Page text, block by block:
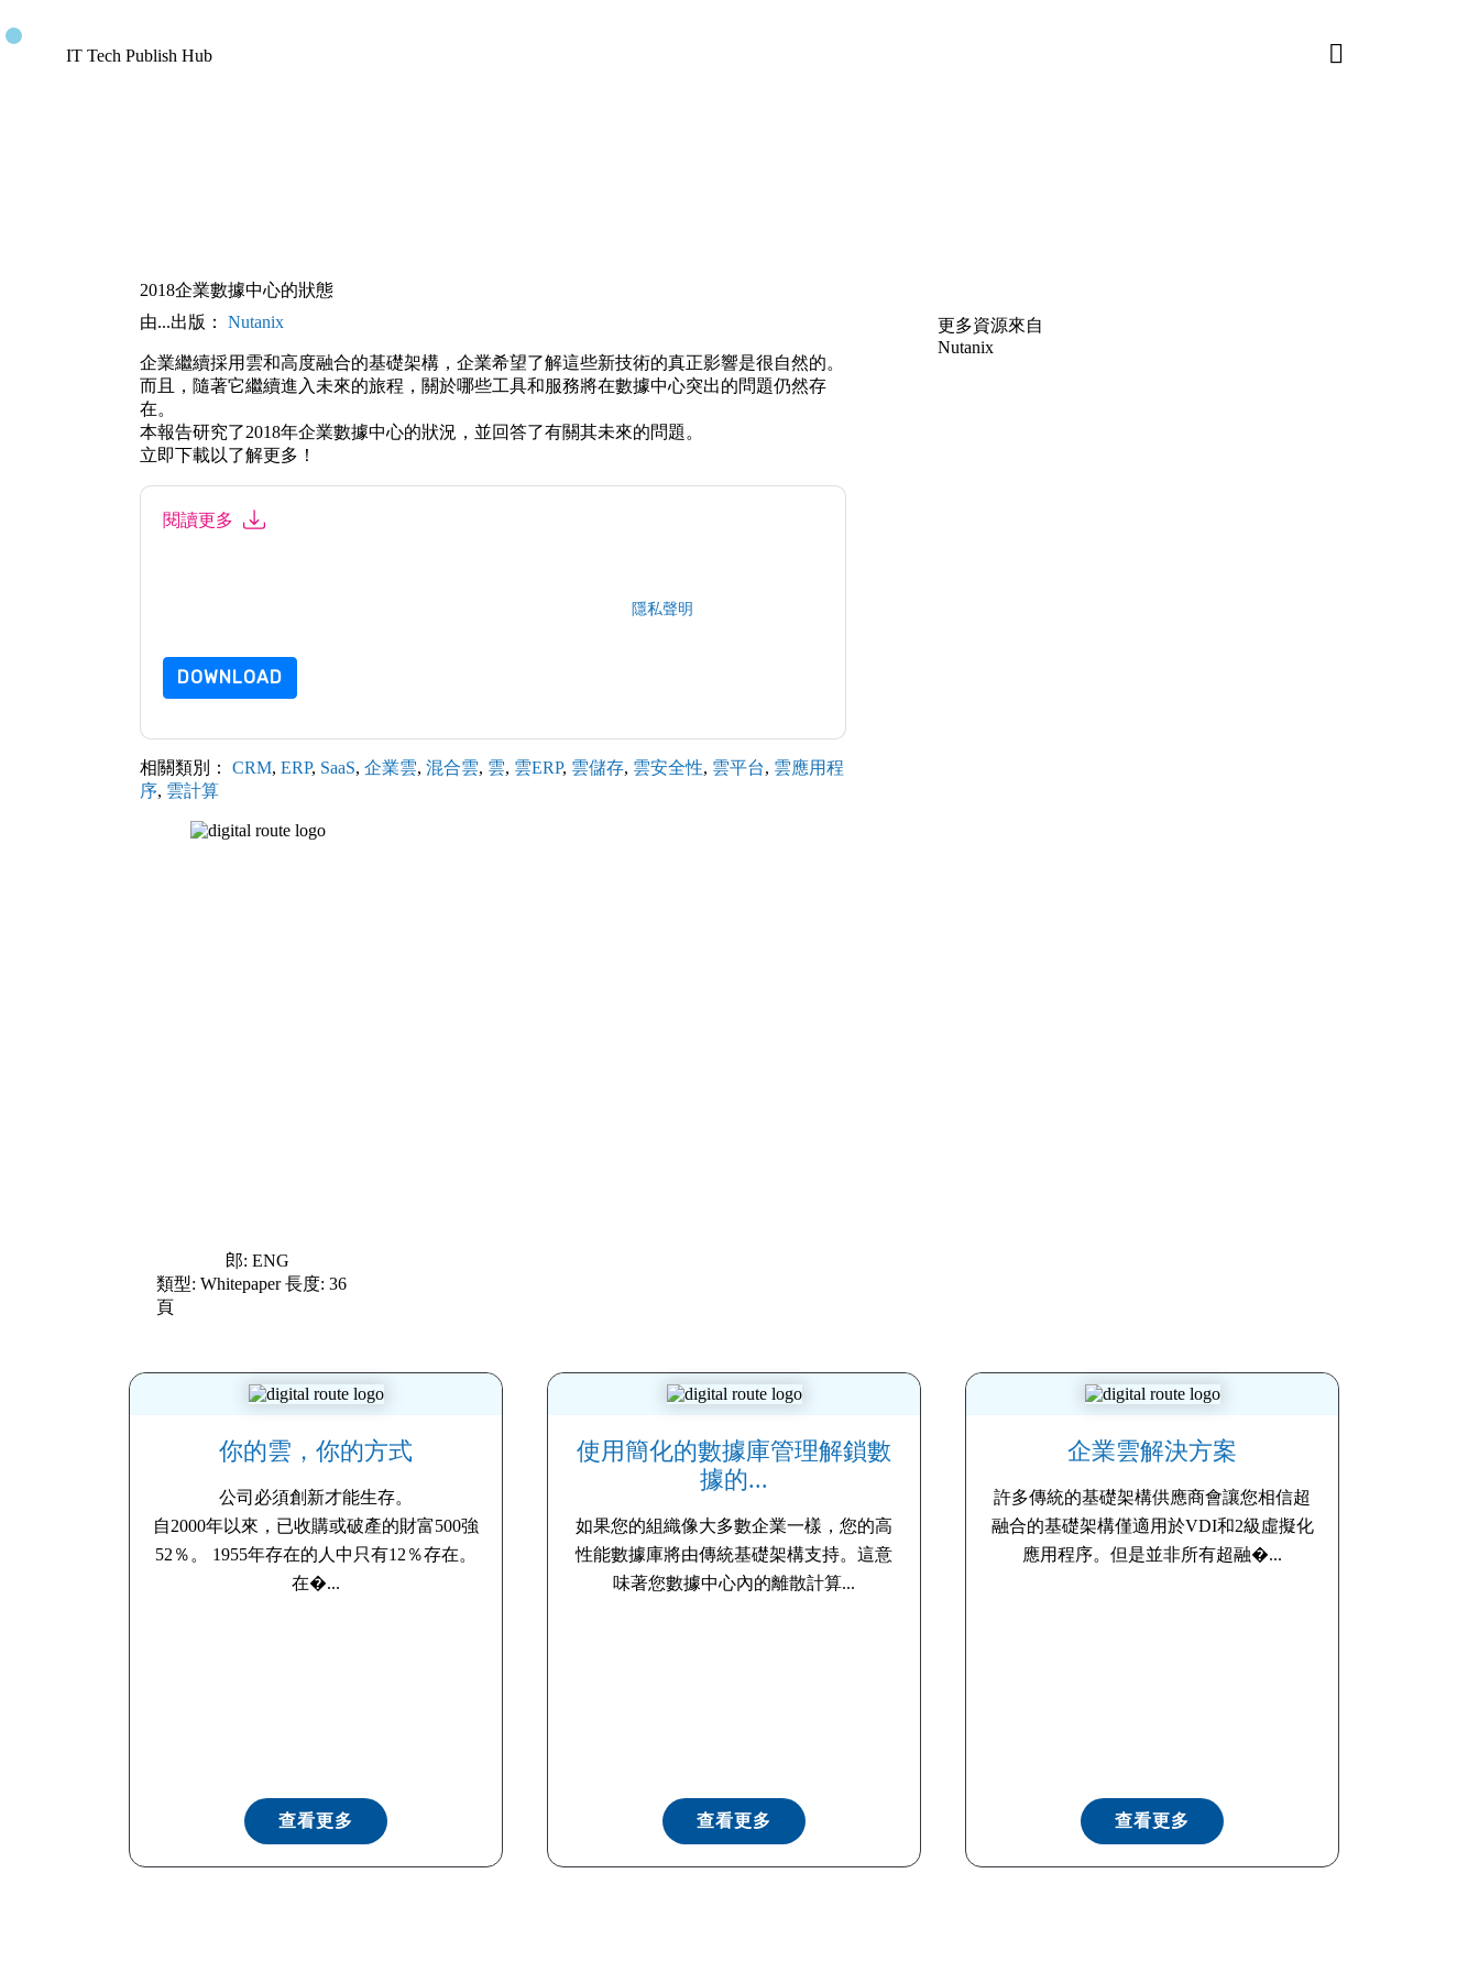
IT Tech Publish Hub
2018企業數據中心的狀態
由...出版： Nutanix
企業繼續採用雲和高度融合的基礎架構，企業希望了解這些新技術的真正影響是很自然的。
而且，隨著它繼續進入未來的旅程，關於哪些工具和服務將在數據中心突出的問題仍然存
在。
本報告研究了2018年企業數據中心的狀況，並回答了有關其未來的問題。
立即下載以了解更多！
閱讀更多
隱私聲明
DOWNLOAD
相關類別： CRM, ERP, SaaS, 企業雲, 混合雲, 雲, 雲ERP, 雲儲存, 雲安全性, 雲平台, 雲應用程
序, 雲計算
郎: ENG
類型: Whitepaper 長度: 36
頁
更多資源來自
Nutanix
你的雲，你的方式
公司必須創新才能生存。
自2000年以來，已收購或破產的財富500強
52％。 1955年存在的人中只有12％存在。
在�...
查看更多
使用簡化的數據庫管理解鎖數
據的...
如果您的組織像大多數企業一樣，您的高
性能數據庫將由傳統基礎架構支持。這意
味著您數據中心內的離散計算...
查看更多
企業雲解決方案
許多傳統的基礎架構供應商會讓您相信超
融合的基礎架構僅適用於VDI和2級虛擬化
應用程序。但是並非所有超融�...
查看更多